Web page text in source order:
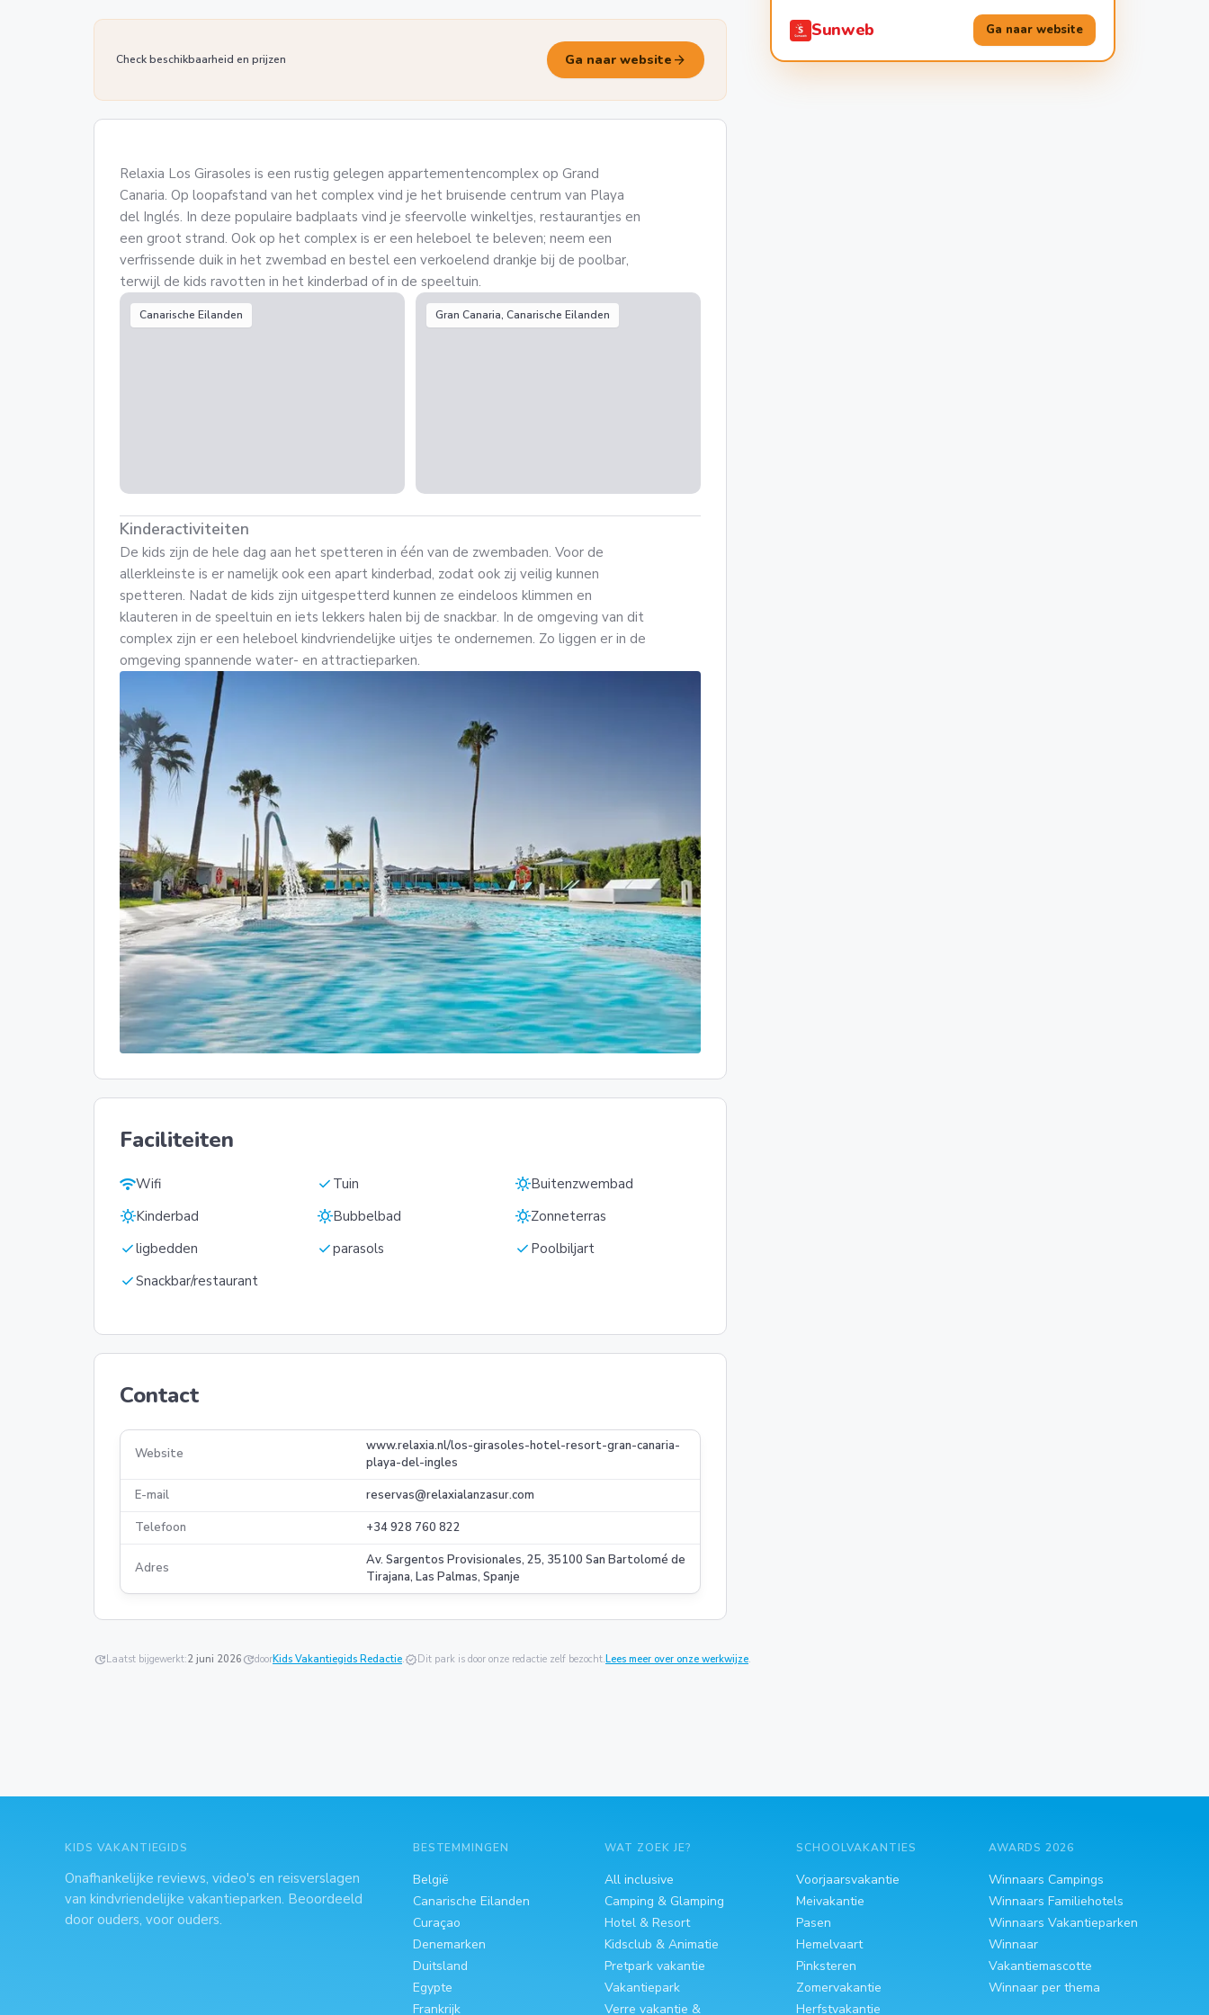
Sunweb Ga naar website
Check beschikbaarheid en prijzen Ga naar website arrow_forward
Relaxia Los Girasoles is een rustig gelegen appartementencomplex op Grand
Canaria. Op loopafstand van het complex vind je het bruisende centrum van Playa
del Inglés. In deze populaire badplaats vind je sfeervolle winkeltjes, restaurantjes en
een groot strand. Ook op het complex is er een heleboel te beleven; neem een
verfrissende duik in het zwembad en bestel een verkoelend drankje bij de poolbar,
terwijl de kids ravotten in het kinderbad of in de speeltuin.
Canarische Eilanden Gran Canaria, Canarische Eilanden
Kinderactiviteiten
De kids zijn de hele dag aan het spetteren in één van de zwembaden. Voor de
allerkleinste is er namelijk ook een apart kinderbad, zodat ook zij veilig kunnen
spetteren. Nadat de kids zijn uitgespetterd kunnen ze eindeloos klimmen en
klauteren in de speeltuin en iets lekkers halen bij de snackbar. In de omgeving van dit
complex zijn er een heleboel kindvriendelijke uitjes te ondernemen. Zo liggen er in de
omgeving spannende water- en attractieparken.
Faciliteiten
wifiWifi check Tuin sunnyBuitenzwembad
sunnyKinderbad sunnyBubbelbad sunnyZonneterras
checkligbedden checkparasols check Poolbiljart
checkSnackbar/restaurant
Contact
Website
www.relaxia.nl/los-girasoles-hotel-resort-gran-canaria-
playa-del-ingles
E-mail
reservas@relaxialanzasur.com
Telefoon
+34 928 760 822
Adres
Av. Sargentos Provisionales, 25, 35100 San Bartolomé de
Tirajana, Las Palmas, Spanje
updateLaatst bijgewerkt:2 juni 2026 updatedoorKids Vakantiegids Redactie.verifiedDit park is door onze redactie zelf bezocht.Lees meer over onze werkwijze.
KIDS VAKANTIEGIDS
Onafhankelijke reviews, video's en reisverslagen
van kindvriendelijke vakantieparken. Beoordeeld
door ouders, voor ouders.
BESTEMMINGEN
België
Canarische Eilanden
Curaçao
Denemarken
Duitsland
Egypte
Frankrijk
WAT ZOEK JE?
All inclusive
Camping & Glamping
Hotel & Resort
Kidsclub & Animatie
Pretpark vakantie
Vakantiepark
Verre vakantie &
SCHOOLVAKANTIES
Voorjaarsvakantie
Meivakantie
Pasen
Hemelvaart
Pinksteren
Zomervakantie
Herfstvakantie
AWARDS 2026
Winnaars Campings
Winnaars Familiehotels
Winnaars Vakantieparken
Winnaar
Vakantiemascotte
Winnaar per thema